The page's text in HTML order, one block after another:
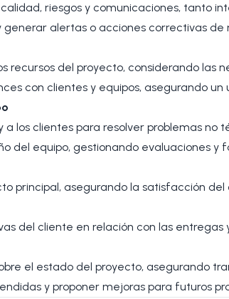
riesgos y comunicaciones, tanto
generar alertas o acciones correctivas de
recursos del proyecto, considerando las
con clientes y equipos, asegurando un
a los clientes para resolver problemas no
del equipo, gestionando evaluaciones y
principal, asegurando la satisfacción
del cliente en relación con las entregas
el estado del proyecto, asegurando
y proponer mejoras para futuros